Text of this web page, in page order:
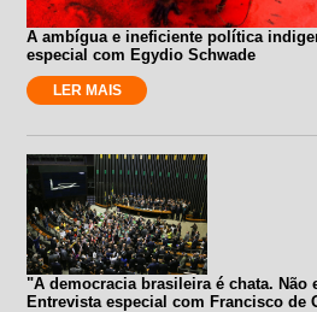
A ambígua e ineficiente política
especial com Egydio Schwade
LER MAIS
"A democracia brasileira é chata. Não
Entrevista especial com Francisco de